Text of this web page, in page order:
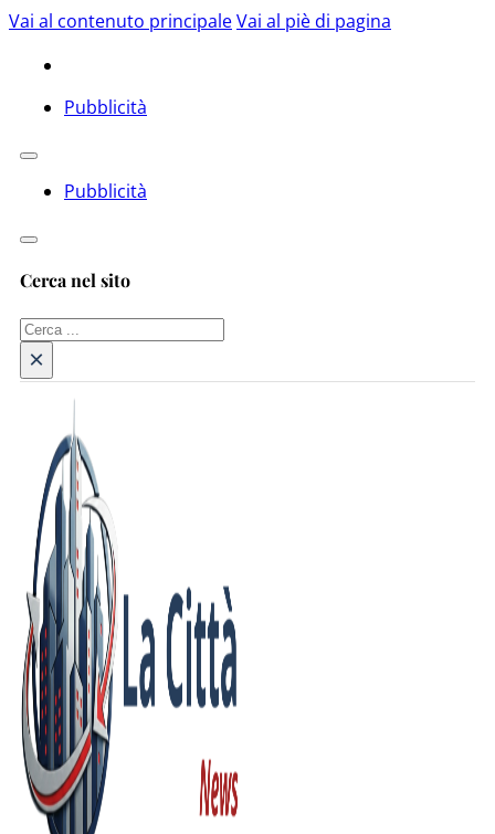
Vai al contenuto principaleVai al piè di pagina
Pubblicità
Pubblicità
Cerca nel sito
Cerca
×